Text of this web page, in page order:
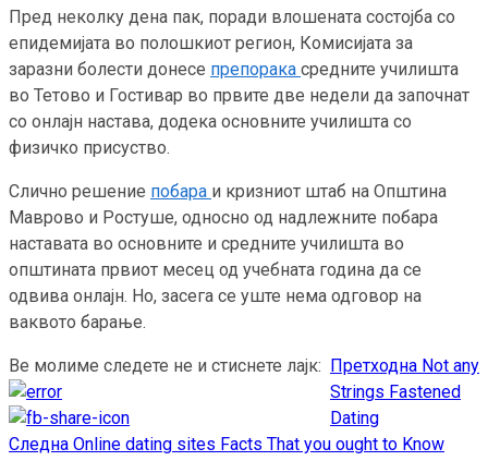
Пред неколку дена пак, поради влошената состојба со
епидемијата во полошкиот регион, Комисијата за
заразни болести донесе препорака средните училишта
во Тетово и Гостивар во првите две недели да започнат
со онлајн настава, додека основните училишта со
физичко присуство.
Слично решение побара и кризниот штаб на Општина
Маврово и Ростуше, односно од надлежните побара
наставата во основните и средните училишта во
општината првиот месец од учебната година да се
одвива онлајн. Но, засега се уште нема одговор на
ваквото барање.
Ве молиме следете не и стиснете лајк:
Continue
Reading
Претходна Not any
Strings Fastened
Dating
Следна Online dating sites Facts That you ought to Know